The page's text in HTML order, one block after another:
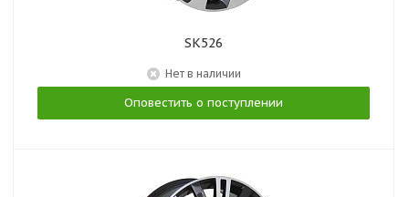
SK526
Нет в наличии
Оповестить о поступлении